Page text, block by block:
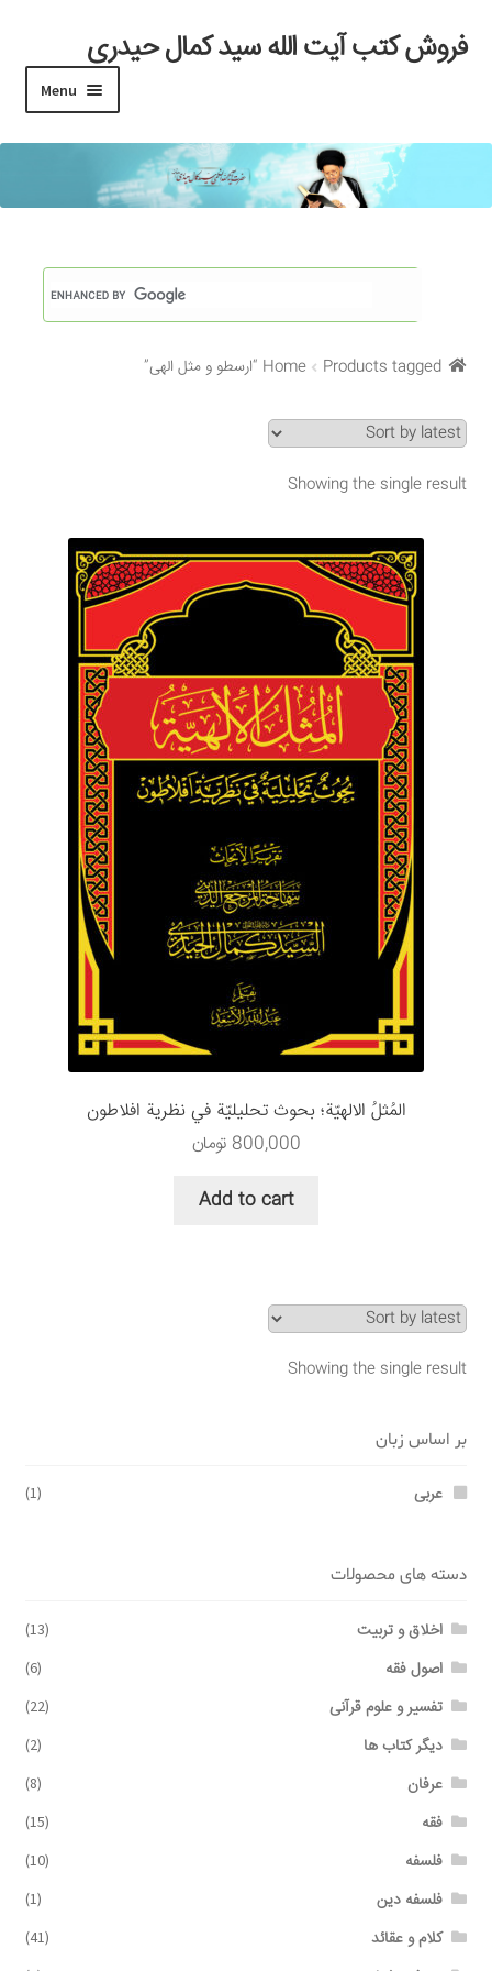
Skip
to
Skip
to
فروش کتب آیت الله سید کمال حیدری
Menu
خانه
#97 (بدون عنوان)
Checkout
My account
Search Results
Shop
برگه نمونه
برگه نمونه
تماس با ما
ثبت شکایات
حساب کاربری من
سبد خرید
قوانین و مقررات
Home Products tagged “ارسطو و مثل الهی”
Showing the single result
المُثلُ الالهيّة؛ بحوث تحليلیّة في نظرية افلاطون
800,000 تومان
Add to cart
Showing the single result
بر اساس زبان
عربی (1)
دسته های محصولات
اخلاق و تربیت (13)
اصول فقه (6)
تفسیر و علوم قرآنی (22)
دیگر کتاب ها (2)
عرفان (8)
فقه (15)
فلسفه (10)
فلسفه دین (1)
کلام و عقائد (41)